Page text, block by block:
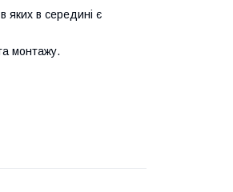
яких в середині є
монтажу.